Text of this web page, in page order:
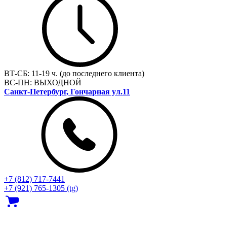
ВТ-СБ: 11-19 ч. (до последнего клиента)
ВС-ПН: ВЫХОДНОЙ
Санкт-Петербург, Гончарная ул.11
+7 (812) 717‑7441
+7 (921) 765-1305 (tg)